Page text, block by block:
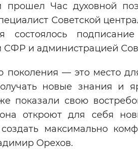
настройки
прошел Час духовной
Советской
состоялось
и администрацией
— это место
новые знания и
показали свою
откроют для себя
максимально
Орехов.